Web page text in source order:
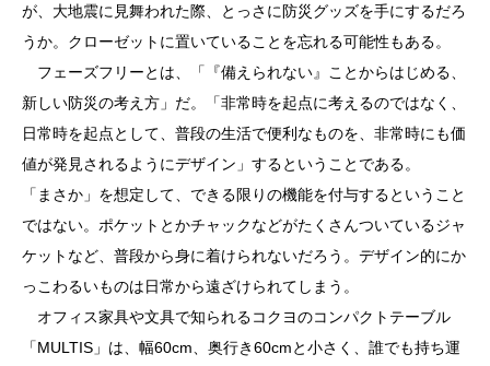
が、大地震に見舞われた際、とっさに防災グッズを手にするだろ
うか。クローゼットに置いていることを忘れる可能性もある。
フェーズフリーとは、「『備えられない』ことからはじめる、
新しい防災の考え方」だ。「非常時を起点に考えるのではなく、
日常時を起点として、普段の生活で便利なものを、非常時にも価
値が発見されるようにデザイン」するということである。
「まさか」を想定して、できる限りの機能を付与するということ
ではない。ポケットとかチャックなどがたくさんついているジャ
ケットなど、普段から身に着けられないだろう。デザイン的にか
っこわるいものは日常から遠ざけられてしまう。
オフィス家具や文具で知られるコクヨのコンパクトテーブル
「MULTIS」は、幅60cm、奥行き60cmと小さく、誰でも持ち運